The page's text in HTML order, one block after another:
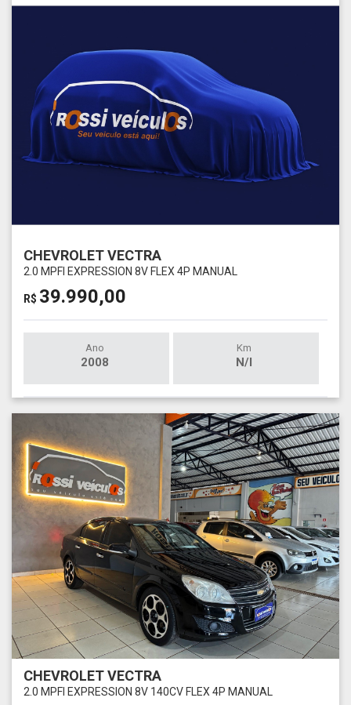
CHEVROLET VECTRA
2.0 MPFI EXPRESSION 8V FLEX 4P MANUAL
R$ 39.990,00
Ano
2008
Km
N/I
CHEVROLET VECTRA
2.0 MPFI EXPRESSION 8V 140CV FLEX 4P MANUAL